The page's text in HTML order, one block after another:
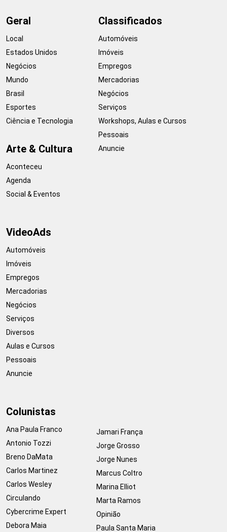
Geral
Local
Estados Unidos
Negócios
Mundo
Brasil
Esportes
Ciência e Tecnologia
Arte & Cultura
Aconteceu
Agenda
Social & Eventos
Classificados
Automóveis
Imóveis
Empregos
Mercadorias
Negócios
Serviços
Workshops, Aulas e Cursos
Pessoais
Anuncie
VideoAds
Automóveis
Imóveis
Empregos
Mercadorias
Negócios
Serviços
Diversos
Aulas e Cursos
Pessoais
Anuncie
Colunistas
Ana Paula Franco
Antonio Tozzi
Breno DaMata
Carlos Martinez
Carlos Wesley
Circulando
Cybercrime Expert
Debora Maia
Jamari França
Jorge Grosso
Jorge Nunes
Marcus Coltro
Marina Elliot
Marta Ramos
Opinião
Paula Santa Maria